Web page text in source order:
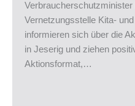
Verbraucherschutzminister
Vernetzungsstelle Kita-
informieren sich über die
in Jeserig und ziehen
Aktionsformat,…